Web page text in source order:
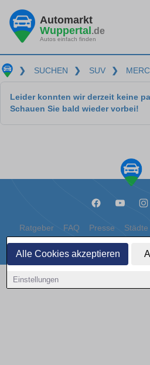
Alle Cookies akzeptieren
Einstellungen
Automarkt
Wuppertal.de
Autos einfach finden
❯ SUCHEN ❯ SUV ❯
Leider konnten wir derzeit keine
Schauen Sie bald wieder vorbei!
Ratgeber FAQ Presse Städte
Datenschutz
Copyright © 2000 - 2026 | 1A Infosysteme